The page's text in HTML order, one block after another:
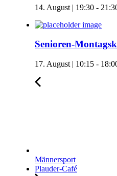
14. August | 19:30 -
Senioren-
17. August | 10:15 -
Männersport
Plauder-Café